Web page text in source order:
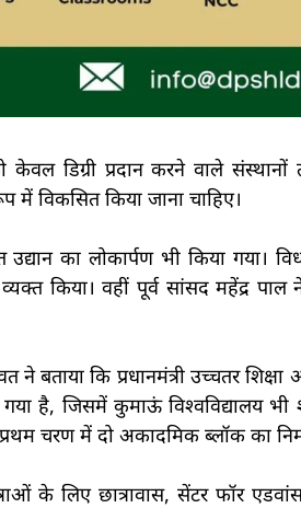
केवल डिग्री प्रदान करने वाले
में विकसित किया जाना चाहिए।
उद्यान का लोकार्पण भी किया गया।
किया। वहीं पूर्व सांसद महेंद्र
ने बताया कि प्रधानमंत्री उच्चतर
है, जिसमें कुमाऊं विश्वविद्यालय भी
चरण में दो अकादमिक ब्लॉक का
के लिए छात्रावास, सेंटर फॉर